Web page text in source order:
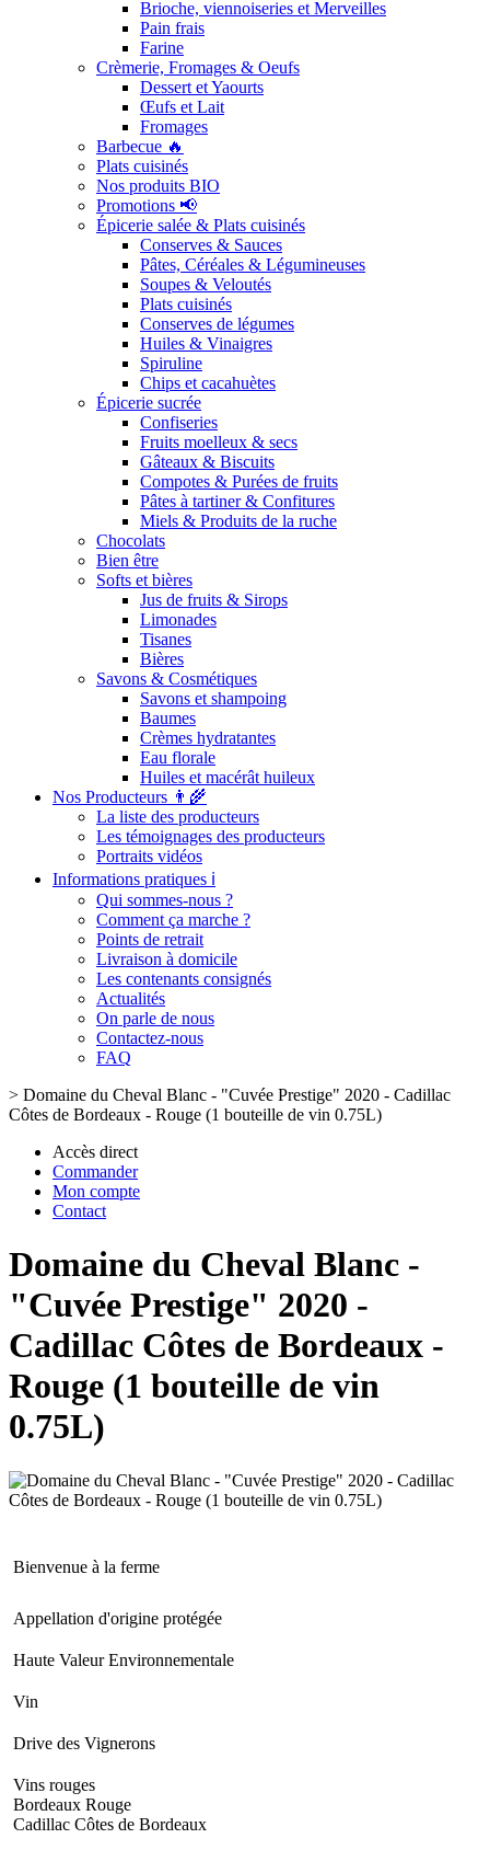
Brioche, viennoiseries et Merveilles
Pain frais
Farine
Crèmerie, Fromages & Oeufs
Dessert et Yaourts
Œufs et Lait
Fromages
Barbecue 🔥
Plats cuisinés
Nos produits BIO
Promotions 📢
Épicerie salée & Plats cuisinés
Conserves & Sauces
Pâtes, Céréales & Légumineuses
Soupes & Veloutés
Plats cuisinés
Conserves de légumes
Huiles & Vinaigres
Spiruline
Chips et cacahuètes
Épicerie sucrée
Confiseries
Fruits moelleux & secs
Gâteaux & Biscuits
Compotes & Purées de fruits
Pâtes à tartiner & Confitures
Miels & Produits de la ruche
Chocolats
Bien être
Softs et bières
Jus de fruits & Sirops
Limonades
Tisanes
Bières
Savons & Cosmétiques
Savons et shampoing
Baumes
Crèmes hydratantes
Eau florale
Huiles et macérât huileux
Nos Producteurs 👨‍🌾
La liste des producteurs
Les témoignages des producteurs
Portraits vidéos
Informations pratiques ℹ️
Qui sommes-nous ?
Comment ça marche ?
Points de retrait
Livraison à domicile
Les contenants consignés
Actualités
On parle de nous
Contactez-nous
FAQ
> Domaine du Cheval Blanc - "Cuvée Prestige" 2020 - Cadillac
Côtes de Bordeaux - Rouge (1 bouteille de vin 0.75L)
Accès direct
Commander
Mon compte
Contact
Domaine du Cheval Blanc -
"Cuvée Prestige" 2020 -
Cadillac Côtes de Bordeaux -
Rouge (1 bouteille de vin
0.75L)
Bienvenue à la ferme
Appellation d'origine protégée
Haute Valeur Environnementale
Vin
Drive des Vignerons
Vins rouges
Bordeaux Rouge
Cadillac Côtes de Bordeaux